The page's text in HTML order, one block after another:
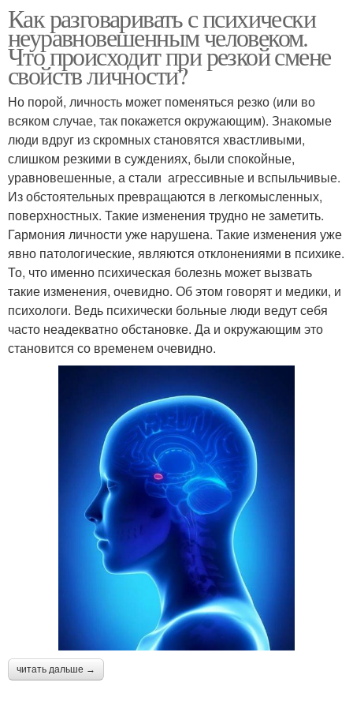
Как разговаривать с психически
неуравновешенным человеком.
Что происходит при резкой смене
свойств личности?
Но порой, личность может поменяться резко (или во
всяком случае, так покажется окружающим). Знакомые
люди вдруг из скромных становятся хвастливыми,
слишком резкими в суждениях, были спокойные,
уравновешенные, а стали агрессивные и вспыльчивые.
Из обстоятельных превращаются в легкомысленных,
поверхностных. Такие изменения трудно не заметить.
Гармония личности уже нарушена. Такие изменения уже
явно патологические, являются отклонениями в психике.
То, что именно психическая болезнь может вызвать
такие изменения, очевидно. Об этом говорят и медики, и
психологи. Ведь психически больные люди ведут себя
часто неадекватно обстановке. Да и окружающим это
становится со временем очевидно.
читать дальше →